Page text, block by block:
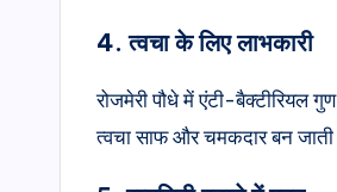
4. त्वचा के लिए लाभकारी
रोजमेरी पौधे में एंटी-
त्वचा साफ और चमकदार बन जाती